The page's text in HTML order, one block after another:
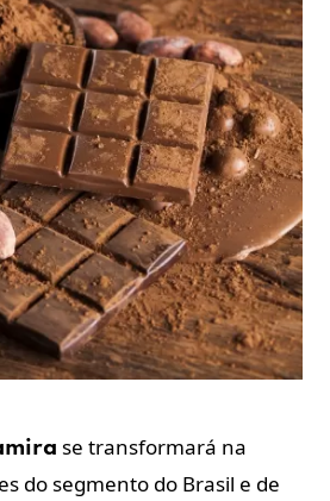
se transformará na
do segmento do Brasil e de